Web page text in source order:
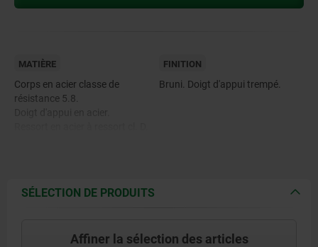
MATIÈRE
Corps en acier classe de
résistance 5.8.
FINITION
Bruni. Doigt d'appui trempé.
SÉLECTION DE PRODUITS
Affiner la sélection des articles